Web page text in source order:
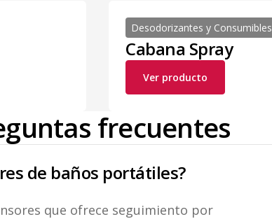
Desodorizantes y Consumibles
Cabana Spray
Ver producto
frecuentes
de baños portátiles?
que ofrece seguimiento por